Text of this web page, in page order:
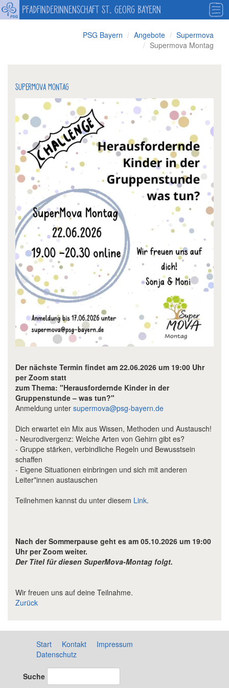
PFADFINDERINNENSCHAFT ST. GEORG BAYERN
PSG Bayern Angebote
Supermova
Supermova Montag
SUPERMOVA MONTAG
Der nächste Termin findet am 22.06.2026 um 19:00 Uhr
per Zoom statt
zum Thema: "Herausfordernde Kinder in der
Gruppenstunde – was tun?"
Anmeldung unter supermova@psg-bayern.de
Dich erwartet ein Mix aus Wissen, Methoden und Austausch!
- Neurodivergenz: Welche Arten von Gehirn gibt es?
- Gruppe stärken, verbindliche Regeln und Bewusstsein
schaffen
- Eigene Situationen einbringen und sich mit anderen
Leiter*innen austauschen
Teilnehmen kannst du unter diesem Link.
Nach der Sommerpause geht es am 05.10.2026 um 19:00
Uhr per Zoom weiter.
Der Titel für diesen SuperMova-Montag folgt.
Wir freuen uns auf deine Teilnahme.
Zurück
Start Kontakt
Impressum
Datenschutz
Suche